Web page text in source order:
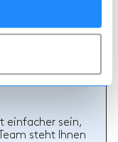
Arten von
einfacher sein,
steht Ihnen